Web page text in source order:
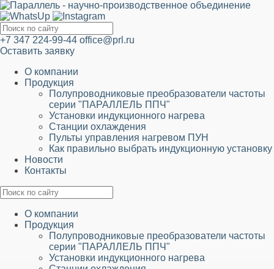
+7 347 224-99-44 office@prl.ru
Оставить заявку
О компании
Продукция
Полупроводниковые преобразователи частоты
серии "ПАРАЛЛЕЛЬ ППЧ"
Установки индукционного нагрева
Станции охлаждения
Пульты управления нагревом ПУН
Как правильно выбрать индукционную установку
Новости
Контакты
О компании
Продукция
Полупроводниковые преобразователи частоты
серии "ПАРАЛЛЕЛЬ ППЧ"
Установки индукционного нагрева